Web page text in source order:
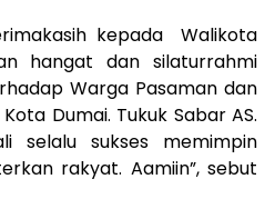
kepada Walikota
hangat dan silaturrahmi
Warga Pasaman dan
Dumai. Tukuk Sabar AS.
selalu sukses memimpin
rakyat. Aamiin”, sebut